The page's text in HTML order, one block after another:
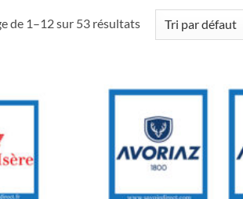
de 1–12 sur 53 résultats